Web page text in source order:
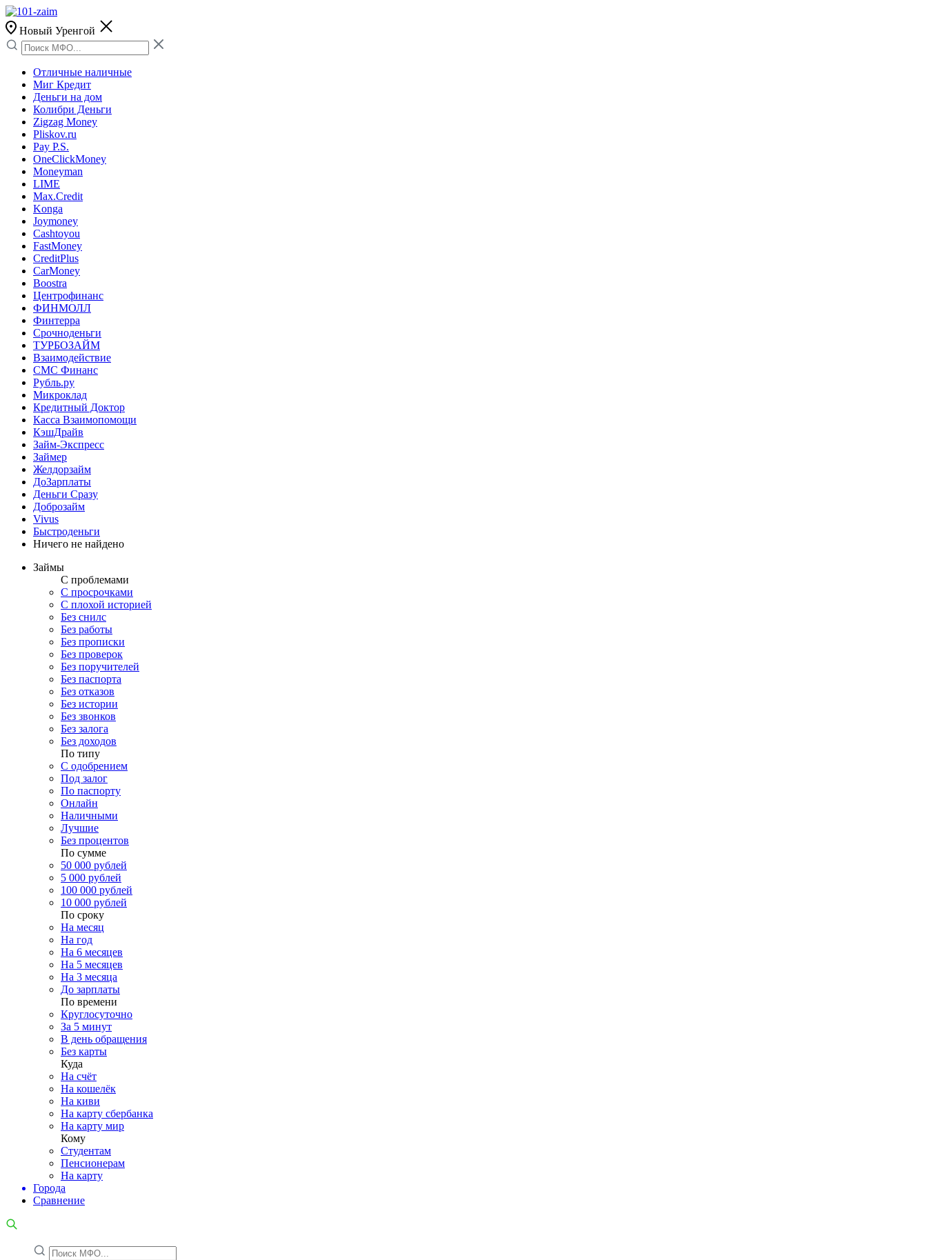
Новый Уренгой
Отличные наличные
Миг Кредит
Деньги на дом
Колибри Деньги
Zigzag Money
Pliskov.ru
Pay P.S.
OneClickMoney
Moneyman
LIME
Max.Credit
Konga
Joymoney
Cashtoyou
FastMoney
CreditPlus
CarMoney
Boostra
Центрофинанс
ФИНМОЛЛ
Финтерра
Срочноденьги
ТУРБОЗАЙМ
Взаимодействие
СМС Финанс
Рубль.ру
Микроклад
Кредитный Доктор
Касса Взаимопомощи
КэшДрайв
Займ-Экспресс
Займер
Желдорзайм
ДоЗарплаты
Деньги Сразу
Доброзайм
Vivus
Быстроденьги
Ничего не найдено
Займы
С проблемами
С просрочками
С плохой историей
Без снилс
Без работы
Без прописки
Без проверок
Без поручителей
Без паспорта
Без отказов
Без истории
Без звонков
Без залога
Без доходов
По типу
С одобрением
Под залог
По паспорту
Онлайн
Наличными
Лучшие
Без процентов
По сумме
50 000 рублей
5 000 рублей
100 000 рублей
10 000 рублей
По сроку
На месяц
На год
На 6 месяцев
На 5 месяцев
На 3 месяца
До зарплаты
По времени
Круглосуточно
За 5 минут
В день обращения
Без карты
Куда
На счёт
На кошелёк
На киви
На карту сбербанка
На карту мир
Кому
Студентам
Пенсионерам
На карту
Города
Сравнение